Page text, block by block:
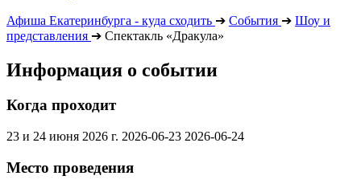
Афиша Екатеринбурга - куда сходить ➔ События ➔ Шоу и
представления ➔ Спектакль «Дракула»
Информация о событии
Когда проходит
23 и 24 июня 2026 г. 2026-06-23 2026-06-24
Место проведения